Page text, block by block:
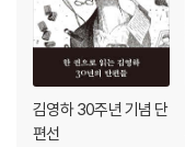
김영하 30주년 기념 단
편선